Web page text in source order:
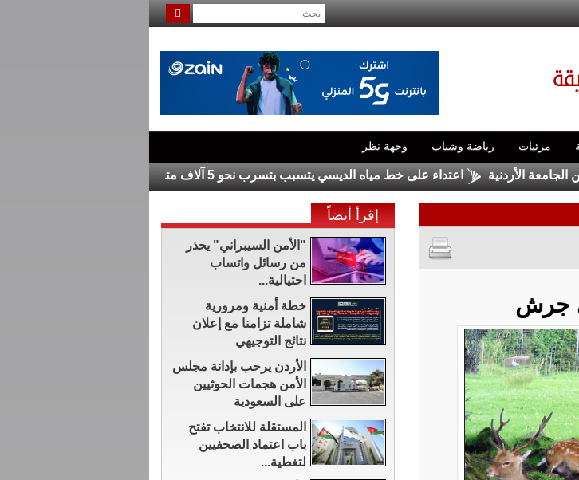
مرئيات رياضة وشباب وجهة نظر
اعتداء على خط مياه الديسي يتسبب بتسرب نحو 5 آلاف متر مكعب يوميا
إقرأ أيضاً
"الأمن السيبراني" يحذر
من رسائل واتساب
احتيالية...
خطة أمنية ومرورية
شاملة تزامنا مع إعلان
نتائج التوجيهي
الأردن يرحب بإدانة مجلس
الأمن هجمات الحوثيين
على السعودية
المستقلة للانتخاب تفتح
باب اعتماد الصحفيين
لتغطية...